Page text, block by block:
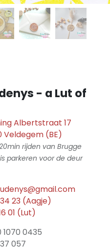
- a Lut of
Albertstraat 17
Veldegem (BE)
rijden van Brugge
voor de deur
23 (Aagje)
01 (Lut)
1070 0435
057